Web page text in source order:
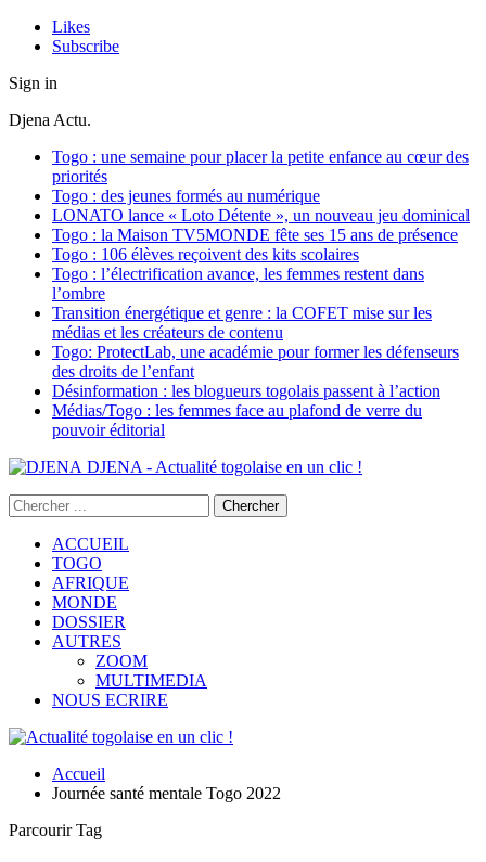
Likes
Subscribe
Sign in
Djena Actu.
Togo : une semaine pour placer la petite enfance au cœur des
priorités
Togo : des jeunes formés au numérique
LONATO lance « Loto Détente », un nouveau jeu dominical
Togo : la Maison TV5MONDE fête ses 15 ans de présence
Togo : 106 élèves reçoivent des kits scolaires
Togo : l’électrification avance, les femmes restent dans
l’ombre
Transition énergétique et genre : la COFET mise sur les
médias et les créateurs de contenu
Togo: ProtectLab, une académie pour former les défenseurs
des droits de l’enfant
Désinformation : les blogueurs togolais passent à l’action
Médias/Togo : les femmes face au plafond de verre du
pouvoir éditorial
DJENA - Actualité togolaise en un clic !
ACCUEIL
TOGO
AFRIQUE
MONDE
DOSSIER
AUTRES
ZOOM
MULTIMEDIA
NOUS ECRIRE
Accueil
Journée santé mentale Togo 2022
Parcourir Tag